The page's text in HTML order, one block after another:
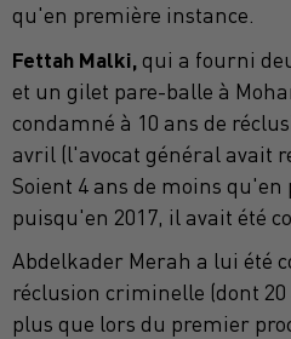
qu'en première instance.
Fettah Malki, qui a fourni
et un gilet pare-balle à
condamné à 10 ans de
avril (l'avocat général avait
Soient 4 ans de moins
puisqu'en 2017, il avait été
Abdelkader Merah a lui été
réclusion criminelle (dont 20
plus que lors du premier